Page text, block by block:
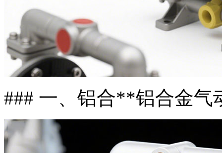
### 一、铝合**铝合金